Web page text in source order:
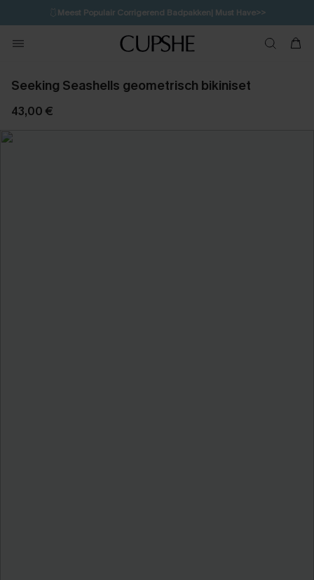
🩱Meest Populair Corrigerend Badpakken| Must Have>>
💌Abonneer je & ontvang tot 15% korting>>
Koop 3, krijg 15% korting | CODE: SW15 1D:8H:5M:22S
Seeking Seashells geometrisch bikiniset
43,00 €